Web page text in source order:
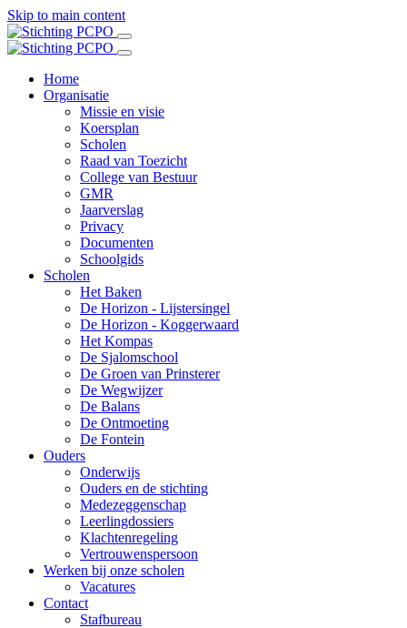
Skip to main content
Home
Organisatie
Missie en visie
Koersplan
Scholen
Raad van Toezicht
College van Bestuur
GMR
Jaarverslag
Privacy
Documenten
Schoolgids
Scholen
Het Baken
De Horizon - Lijstersingel
De Horizon - Koggerwaard
Het Kompas
De Sjalomschool
De Groen van Prinsterer
De Wegwijzer
De Balans
De Ontmoeting
De Fontein
Ouders
Onderwijs
Ouders en de stichting
Medezeggenschap
Leerlingdossiers
Klachtenregeling
Vertrouwenspersoon
Werken bij onze scholen
Vacatures
Contact
Stafbureau